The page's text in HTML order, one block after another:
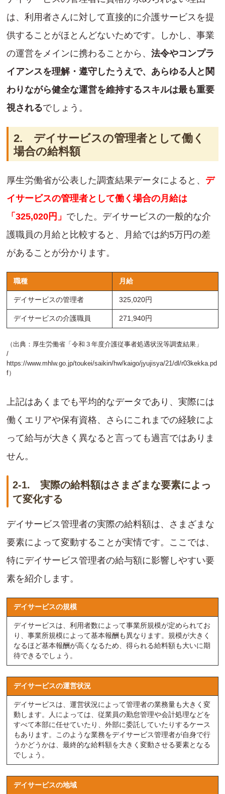
は、利用者さんに対して直接的に介護サービスを提
供することがほとんどないためです。しかし、事業
の運営をメインに携わることから、 法令やコンプラ
イアンスを理解・遵守したうえで、あらゆる人と関
わりながら健全な運営を維持するスキルは最も重要
視されるでしょう。
2. デイサービスの管理者として働く
場合の給料額
厚生労働省が公表した調査結果データによると、 デ
イサービスの管理者として働く場合の月給は
「325,020円」 でした。デイサービスの一般的な介
護職員の月給と比較すると、月給では約5万円の差
があることが分かります。
職種 月給
デイサービスの管理者 325,020円
デイサービスの介護職員 271,940円
（出典：厚生労働省「令和３年度介護従事者処遇状況等調査結果」
/
https://www.mhlw.go.jp/toukei/saikin/hw/kaigo/jyujisya/21/dl/r03kekka.pd
f）
上記はあくまでも平均的なデータであり、実際には
働くエリアや保有資格、さらにこれまでの経験によ
って給与が大きく異なると言っても過言ではありま
せん。
2-1. 実際の給料額はさまざまな要素によっ
て変化する
デイサービス管理者の実際の給料額は、さまざまな
要素によって変動することが実情です。ここでは、
特にデイサービス管理者の給与額に影響しやすい要
素を紹介します。
デイサービスの規模
デイサービスは、利用者数によって事業所規模が定められてお
り、事業所規模によって基本報酬も異なります。規模が大きく
なるほど基本報酬が高くなるため、得られる給料額も大いに期
待できるでしょう。
デイサービスの運営状況
デイサービスは、運営状況によって管理者の業務量も大きく変
動します。人によっては、従業員の勤怠管理や会計処理などを
すべて本部に任せていたり、外部に委託していたりするケース
もあります。このような業務をデイサービス管理者が自身で行
うかどうかは、最終的な給料額を大きく変動させる要素となる
でしょう。
デイサービスの地域